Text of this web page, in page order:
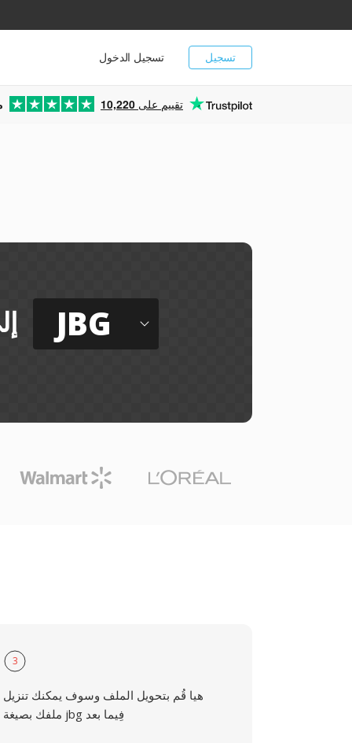
تسجيل تسجيل الدخول
10,220 تقييم على
JBG
3
هيا قُم بتحويل الملف وسوف يمكنك تنزيل
ملفك بصيغة jbg فِيما بعد